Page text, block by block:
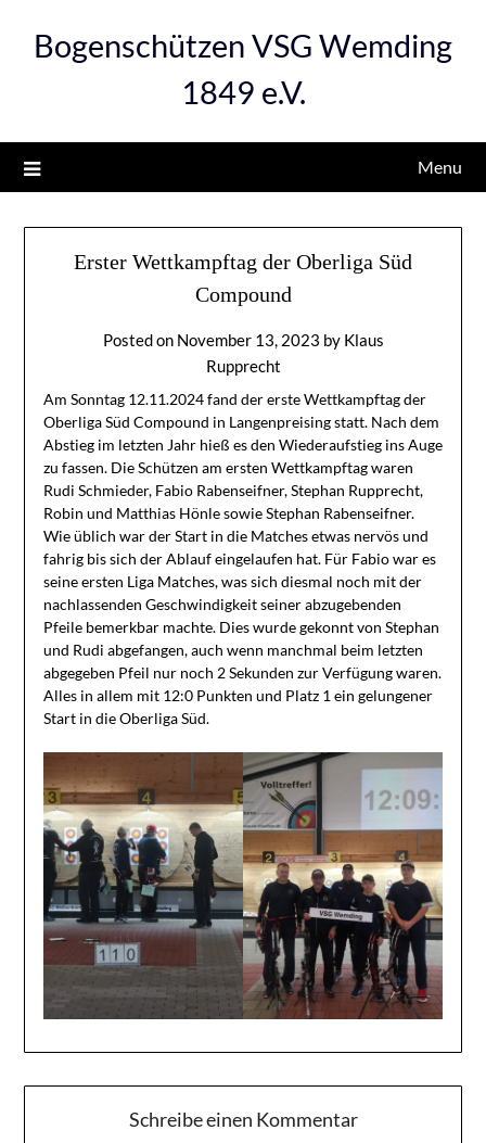
Bogenschützen VSG Wemding
1849 e.V.
Menu
Erster Wettkampftag der Oberliga Süd
Compound
Posted on November 13, 2023 by Klaus
Rupprecht
Am Sonntag 12.11.2024 fand der erste Wettkampftag der
Oberliga Süd Compound in Langenpreising statt. Nach dem
Abstieg im letzten Jahr hieß es den Wiederaufstieg ins Auge
zu fassen. Die Schützen am ersten Wettkampftag waren
Rudi Schmieder, Fabio Rabenseifner, Stephan Rupprecht,
Robin und Matthias Hönle sowie Stephan Rabenseifner.
Wie üblich war der Start in die Matches etwas nervös und
fahrig bis sich der Ablauf eingelaufen hat. Für Fabio war es
seine ersten Liga Matches, was sich diesmal noch mit der
nachlassenden Geschwindigkeit seiner abzugebenden
Pfeile bemerkbar machte. Dies wurde gekonnt von Stephan
und Rudi abgefangen, auch wenn manchmal beim letzten
abgegeben Pfeil nur noch 2 Sekunden zur Verfügung waren.
Alles in allem mit 12:0 Punkten und Platz 1 ein gelungener
Start in die Oberliga Süd.
Schreibe einen Kommentar